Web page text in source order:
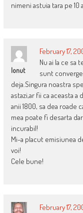
nimeni astuia tara pe 10
Ionut
February 17,
Nu ai la ce
sunt
deja.Singura noastra
astazi,ar fii ca aceasta a
anii 1800, sa dea
mea poate fi desarta
incurabil!
Mi-a placut emisiunea
voi!
Cele bune!
February 17,